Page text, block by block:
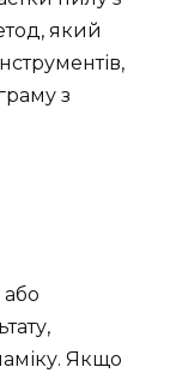
який
з
Якщо